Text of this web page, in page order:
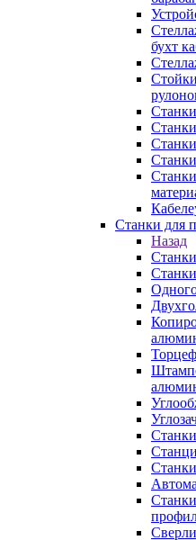
бухт
Станки для
Назад